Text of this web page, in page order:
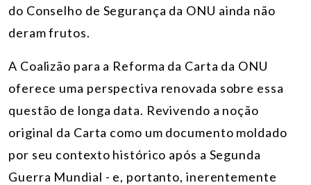
do Conselho de Segurança da ONU ainda não
deram frutos.
A Coalizão para a Reforma da Carta da ONU
oferece uma perspectiva renovada sobre essa
questão de longa data. Revivendo a noção
original da Carta como um documento moldado
por seu contexto histórico após a Segunda
Guerra Mundial - e, portanto, inerentemente